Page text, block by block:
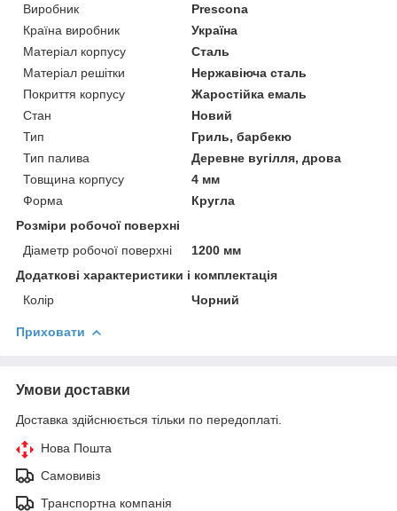
Виробник
Prescona
Країна виробник
Україна
Матеріал корпусу
Сталь
Матеріал решітки
Нержавіюча сталь
Покриття корпусу
Жаростійка емаль
Стан
Новий
Тип
Гриль, барбекю
Тип палива
Деревне вугілля, дрова
Товщина корпусу
4 мм
Форма
Кругла
Розміри робочої поверхні
Діаметр робочої поверхні
1200 мм
Додаткові характеристики і комплектація
Колір
Чорний
Приховати
Умови доставки
Доставка здійснюється тільки по передоплаті.
Нова Пошта
Самовивіз
Транспортна компанія